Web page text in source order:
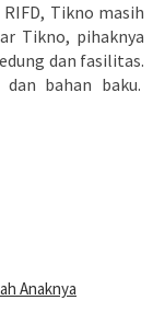
Tikno masih
Tikno, pihaknya
dan fasilitas.
dan bahan baku.
Anaknya